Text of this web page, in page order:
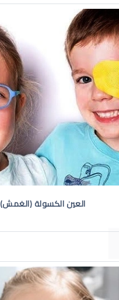
العين الكسولة (الغمش)